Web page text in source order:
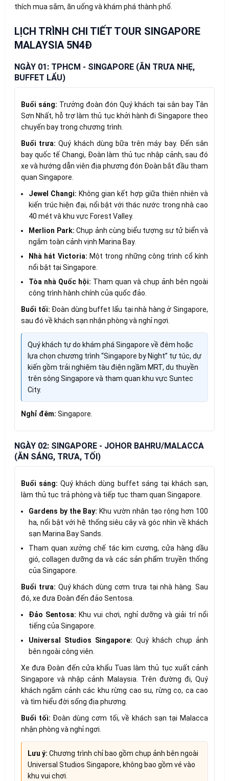
thích mua sắm, ăn uống và khám phá thành phố.
LỊCH TRÌNH CHI TIẾT TOUR SINGAPORE
MALAYSIA 5N4Đ
NGÀY 01: TPHCM - SINGAPORE (ĂN TRƯA NHẸ,
BUFFET LẨU)
Buổi sáng: Trưởng đoàn đón Quý khách tại sân bay Tân
Sơn Nhất, hỗ trợ làm thủ tục khởi hành đi Singapore theo
chuyến bay trong chương trình.
Buổi trưa: Quý khách dùng bữa trên máy bay. Đến sân
bay quốc tế Changi, Đoàn làm thủ tục nhập cảnh, sau đó
xe và hướng dẫn viên địa phương đón Đoàn bắt đầu tham
quan Singapore.
Jewel Changi: Không gian kết hợp giữa thiên nhiên và
kiến trúc hiện đại, nổi bật với thác nước trong nhà cao
40 mét và khu vực Forest Valley.
Merlion Park: Chụp ảnh cùng biểu tượng sư tử biển và
ngắm toàn cảnh vịnh Marina Bay.
Nhà hát Victoria: Một trong những công trình cổ kính
nổi bật tại Singapore.
Tòa nhà Quốc hội: Tham quan và chụp ảnh bên ngoài
công trình hành chính của quốc đảo.
Buổi tối: Đoàn dùng buffet lẩu tại nhà hàng ở Singapore,
sau đó về khách sạn nhận phòng và nghỉ ngơi.
Quý khách tự do khám phá Singapore về đêm hoặc
lựa chọn chương trình “Singapore by Night” tự túc, dự
kiến gồm trải nghiệm tàu điện ngầm MRT, du thuyền
trên sông Singapore và tham quan khu vực Suntec
City.
Nghỉ đêm: Singapore.
NGÀY 02: SINGAPORE - JOHOR BAHRU/MALACCA
(ĂN SÁNG, TRƯA, TỐI)
Buổi sáng: Quý khách dùng buffet sáng tại khách sạn,
làm thủ tục trả phòng và tiếp tục tham quan Singapore.
Gardens by the Bay: Khu vườn nhân tạo rộng hơn 100
ha, nổi bật với hệ thống siêu cây và góc nhìn về khách
sạn Marina Bay Sands.
Tham quan xưởng chế tác kim cương, cửa hàng dầu
gió, collagen dưỡng da và các sản phẩm truyền thống
của Singapore.
Buổi trưa: Quý khách dùng cơm trưa tại nhà hàng. Sau
đó, xe đưa Đoàn đến đảo Sentosa.
Đảo Sentosa: Khu vui chơi, nghỉ dưỡng và giải trí nổi
tiếng của Singapore.
Universal Studios Singapore: Quý khách chụp ảnh
bên ngoài công viên.
Xe đưa Đoàn đến cửa khẩu Tuas làm thủ tục xuất cảnh
Singapore và nhập cảnh Malaysia. Trên đường đi, Quý
khách ngắm cảnh các khu rừng cao su, rừng cọ, ca cao
và tìm hiểu đời sống địa phương.
Buổi tối: Đoàn dùng cơm tối, về khách sạn tại Malacca
nhận phòng và nghỉ ngơi.
Lưu ý: Chương trình chỉ bao gồm chụp ảnh bên ngoài
Universal Studios Singapore, không bao gồm vé vào
khu vui chơi.